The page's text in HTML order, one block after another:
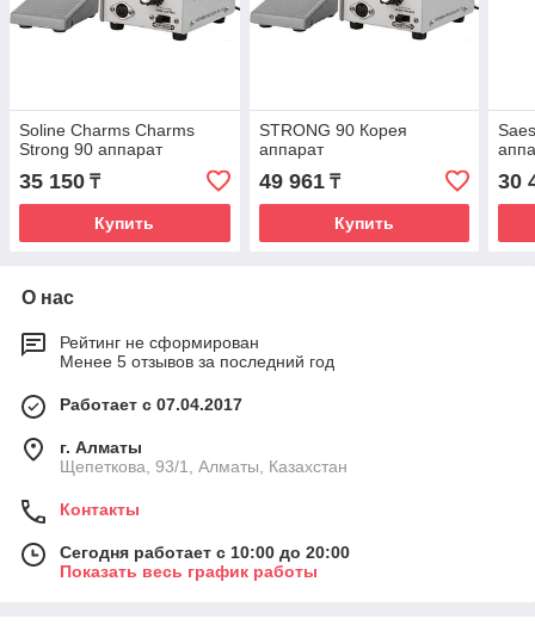
Soline Charms Charms
Strong 90 аппарат
35 150 ₸
Купить
STRONG 90 Корея
аппарат
49 961₸
Купить
30
О нас
Рейтинг не сформирован
Менее 5 отзывов за последний год
Работает с 07.04.2017
г. Алматы
Щепеткова, 93/1, Алматы, Казахстан
Контакты
Сегодня работает с 10:00 до 20:00
Показать весь график работы